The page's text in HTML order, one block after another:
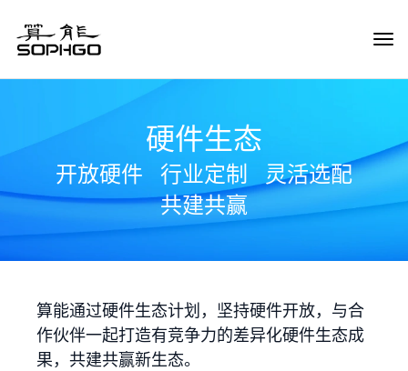
硬件生态
开放硬件 行业定制
灵活选配
共建共赢
算能通过硬件生态计划，坚持硬件开放，与合
作伙伴一起打造有竞争力的差异化硬件生态成
果，共建共赢新生态。